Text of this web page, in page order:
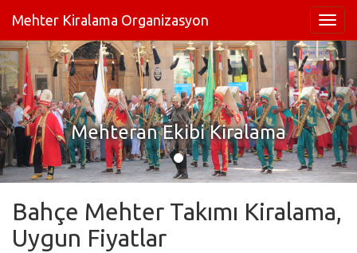
Mehter Kiralama Organizasyon
Mehteran Ekibi Kiralama
Bahçe Mehter Takımı Kiralama,
Uygun Fiyatlar